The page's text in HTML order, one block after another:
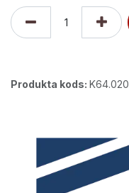
Produkta kods: K64.020